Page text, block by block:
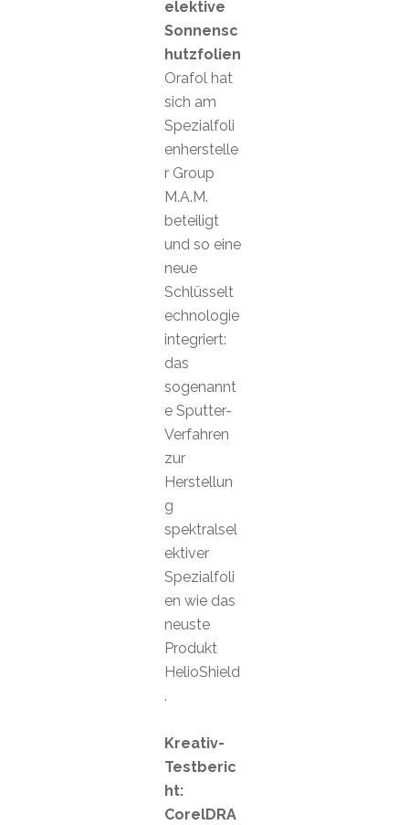
elektive
Sonnensc
hutzfolien
Orafol hat
sich am
Spezialfoli
enherstelle
r Group
M.A.M.
beteiligt
und so eine
neue
Schlüsselt
echnologie
integriert:
das
sogenannt
e Sputter-
Verfahren
zur
Herstellun
g
spektralsel
ektiver
Spezialfoli
en wie das
neuste
Produkt
HelioShield
.
Kreativ-
Testberic
ht:
CorelDRA